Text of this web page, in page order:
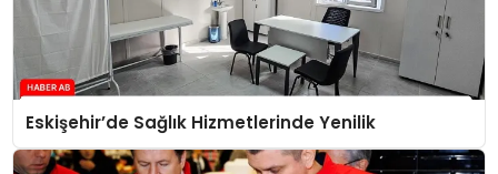
Eskişehir’de Sağlık Hizmetlerinde Yenilik